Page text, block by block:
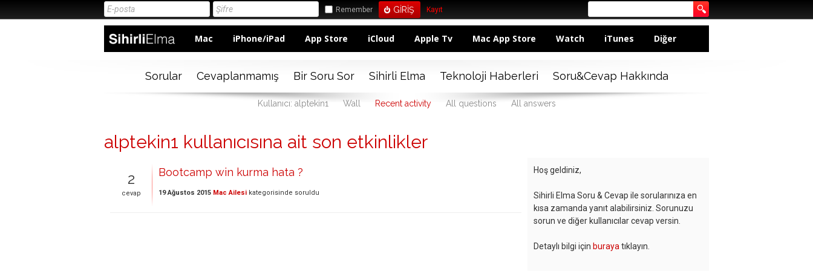
Remember Kayıt
Mac iPhone/iPad App Store iCloud Apple Tv Mac App Store Watch iTunes Diğer
Sorular Cevaplanmamış Bir Soru Sor Sihirli Elma Teknoloji Haberleri Soru&Cevap Hakkında
Kullanıcı: alptekin1 Wall Recent activity All questions All answers
alptekin1 kullanıcısına ait son etkinlikler
2
cevap
Bootcamp win kurma hata ?
19 Ağustos 2015 Mac Ailesi kategorisinde soruldu
Hoş geldiniz,
Sihirli Elma Soru & Cevap ile sorularınıza en
kısa zamanda yanıt alabilirsiniz. Sorunuzu
sorun ve diğer kullanıcılar cevap versin.
Detaylı bilgi için buraya tıklayın.